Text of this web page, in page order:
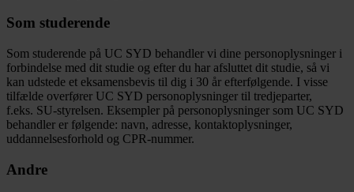
Som studerende
Som studerende på UC SYD behandler vi dine personoplysninger i
forbindelse med dit studie og efter du har afsluttet dit studie, så vi
kan udstede et eksamensbevis til dig i 30 år efterfølgende. I visse
tilfælde overfører UC SYD personoplysninger til tredjeparter,
f.eks. SU-styrelsen. Eksempler på personoplysninger som UC SYD
behandler er følgende: navn, adresse, kontaktoplysninger,
uddannelsesforhold og CPR-nummer.
Andre